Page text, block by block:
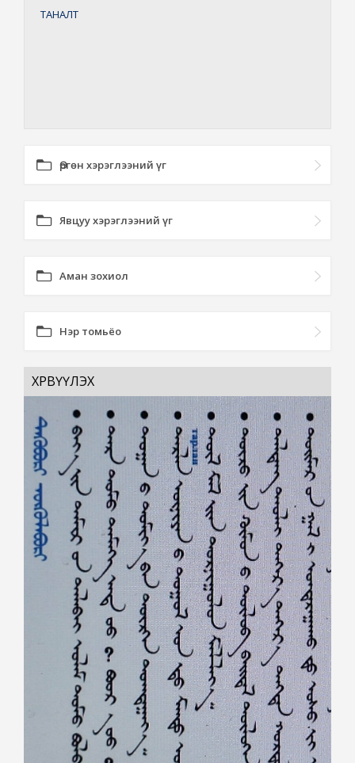
ТАНАЛТ
Өргөн хэрэглээний үг
Явцуу хэрэглээний үг
Аман зохиол
Нэр томьёо
ХӨРВҮҮЛЭХ